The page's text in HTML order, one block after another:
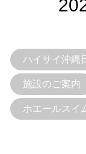
ハイサイ沖縄
施設のご案内
ホエールスイ